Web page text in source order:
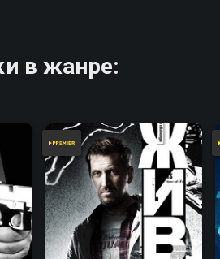
в жанре: